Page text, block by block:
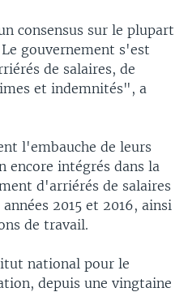
consensus sur le plupart
gouvernement s'est
de salaires, de
et indemnités", a
l'embauche de leurs
encore intégrés dans la
d'arriérés de salaires
2015 et 2016, ainsi
de travail.
national pour le
depuis une vingtaine